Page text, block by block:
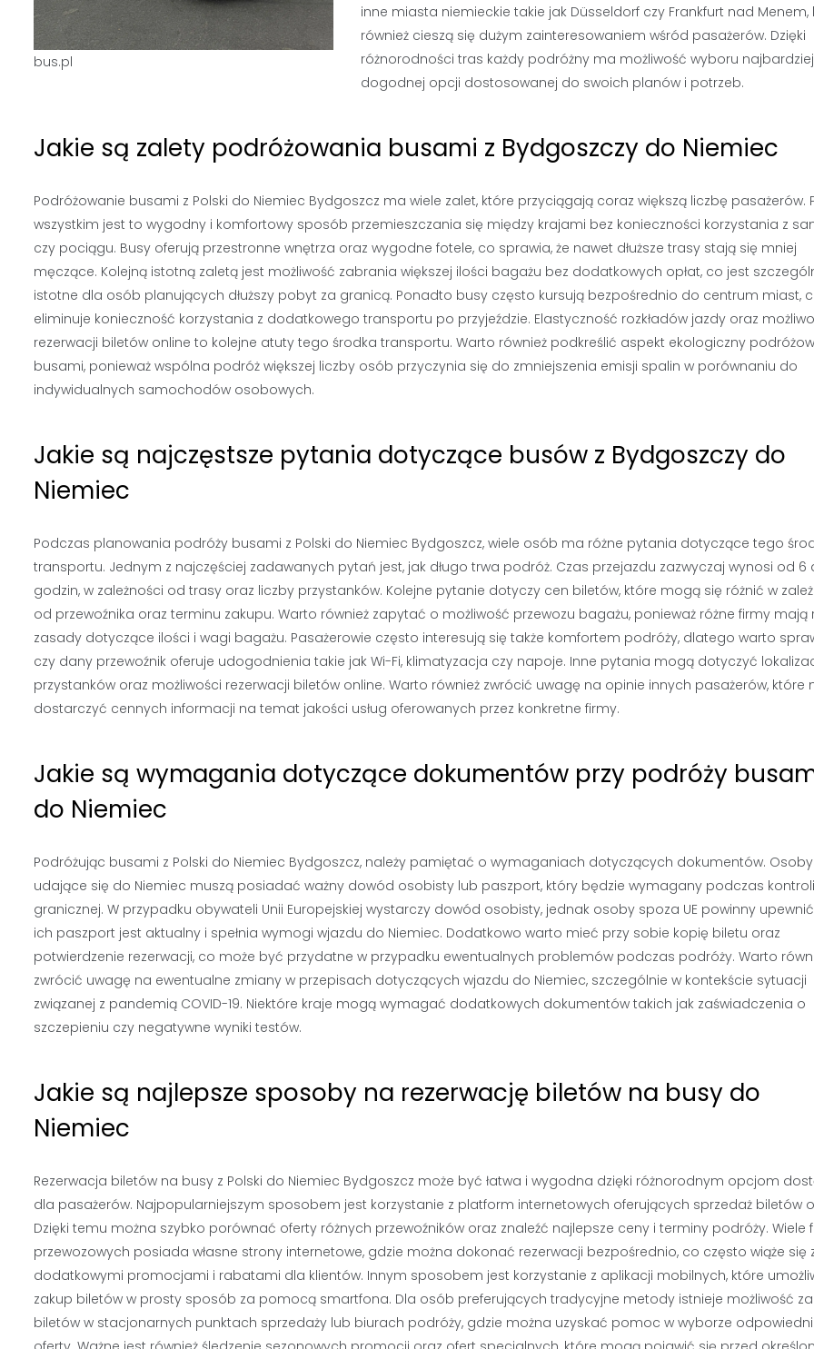
bus.pl
inne miasta niemieckie takie jak Düsseldorf czy Frankfurt nad Menem,
również cieszą się dużym zainteresowaniem wśród pasażerów. Dzięki
różnorodności tras każdy podróżny ma możliwość wyboru najbardziej
dogodnej opcji dostosowanej do swoich planów i potrzeb.
Jakie są zalety podróżowania busami z Bydgoszczy do Niemiec
Podróżowanie busami z Polski do Niemiec Bydgoszcz ma wiele zalet, które przyciągają coraz większą liczbę pasażerów.
wszystkim jest to wygodny i komfortowy sposób przemieszczania się między krajami bez konieczności korzystania z
czy pociągu. Busy oferują przestronne wnętrza oraz wygodne fotele, co sprawia, że nawet dłuższe trasy stają się mniej
męczące. Kolejną istotną zaletą jest możliwość zabrania większej ilości bagażu bez dodatkowych opłat, co jest
istotne dla osób planujących dłuższy pobyt za granicą. Ponadto busy często kursują bezpośrednio do centrum miast,
eliminuje konieczność korzystania z dodatkowego transportu po przyjeździe. Elastyczność rozkładów jazdy oraz
rezerwacji biletów online to kolejne atuty tego środka transportu. Warto również podkreślić aspekt ekologiczny
busami, ponieważ wspólna podróż większej liczby osób przyczynia się do zmniejszenia emisji spalin w porównaniu do
indywidualnych samochodów osobowych.
Jakie są najczęstsze pytania dotyczące busów z Bydgoszczy do
Niemiec
Podczas planowania podróży busami z Polski do Niemiec Bydgoszcz, wiele osób ma różne pytania dotyczące tego
transportu. Jednym z najczęściej zadawanych pytań jest, jak długo trwa podróż. Czas przejazdu zazwyczaj wynosi od 6
godzin, w zależności od trasy oraz liczby przystanków. Kolejne pytanie dotyczy cen biletów, które mogą się różnić w
od przewoźnika oraz terminu zakupu. Warto również zapytać o możliwość przewozu bagażu, ponieważ różne firmy mają
zasady dotyczące ilości i wagi bagażu. Pasażerowie często interesują się także komfortem podróży, dlatego warto
czy dany przewoźnik oferuje udogodnienia takie jak Wi-Fi, klimatyzacja czy napoje. Inne pytania mogą dotyczyć
przystanków oraz możliwości rezerwacji biletów online. Warto również zwrócić uwagę na opinie innych pasażerów, które
dostarczyć cennych informacji na temat jakości usług oferowanych przez konkretne firmy.
Jakie są wymagania dotyczące dokumentów przy podróży
do Niemiec
Podróżując busami z Polski do Niemiec Bydgoszcz, należy pamiętać o wymaganiach dotyczących dokumentów. Osoby
udające się do Niemiec muszą posiadać ważny dowód osobisty lub paszport, który będzie wymagany podczas kontroli
granicznej. W przypadku obywateli Unii Europejskiej wystarczy dowód osobisty, jednak osoby spoza UE powinny upewnić
ich paszport jest aktualny i spełnia wymogi wjazdu do Niemiec. Dodatkowo warto mieć przy sobie kopię biletu oraz
potwierdzenie rezerwacji, co może być przydatne w przypadku ewentualnych problemów podczas podróży. Warto
zwrócić uwagę na ewentualne zmiany w przepisach dotyczących wjazdu do Niemiec, szczególnie w kontekście sytuacji
związanej z pandemią COVID-19. Niektóre kraje mogą wymagać dodatkowych dokumentów takich jak zaświadczenia o
szczepieniu czy negatywne wyniki testów.
Jakie są najlepsze sposoby na rezerwację biletów na busy do
Niemiec
Rezerwacja biletów na busy z Polski do Niemiec Bydgoszcz może być łatwa i wygodna dzięki różnorodnym opcjom
dla pasażerów. Najpopularniejszym sposobem jest korzystanie z platform internetowych oferujących sprzedaż biletów
Dzięki temu można szybko porównać oferty różnych przewoźników oraz znaleźć najlepsze ceny i terminy podróży. Wiele
przewozowych posiada własne strony internetowe, gdzie można dokonać rezerwacji bezpośrednio, co często wiąże się
dodatkowymi promocjami i rabatami dla klientów. Innym sposobem jest korzystanie z aplikacji mobilnych, które
zakup biletów w prosty sposób za pomocą smartfona. Dla osób preferujących tradycyjne metody istnieje możliwość
biletów w stacjonarnych punktach sprzedaży lub biurach podróży, gdzie można uzyskać pomoc w wyborze